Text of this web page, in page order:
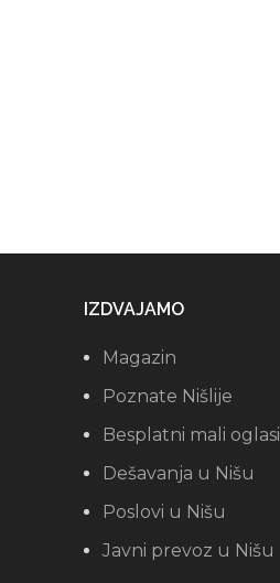
IZDVAJAMO
Magazin
Poznate Nišlije
Besplatni mali oglasi
Dešavanja u Nišu
Poslovi u Nišu
Javni prevoz u Nišu